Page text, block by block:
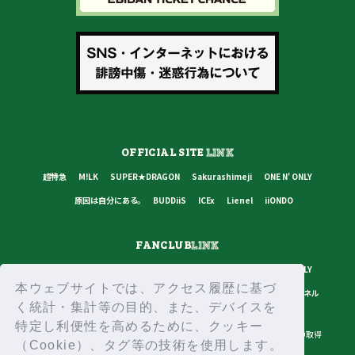
本ウェブサイトでは、アクセス履歴に基づ
く統計・集計等の目的、また、デバイスを
特定し利便性を高めるために、クッキー
（Cookie）、タグ等の技術を使用します。
OFFICIAL SITELINK
超特急 M!LK SUPER★DRAGON Sakurashimeji
ONE N' ONLY
原因は自分にある。
BUDDiiS ICEx Lienel iiONDO
FANCLUBLINK
ONE N' ONLY
原因は自分にある。
BUDDiiS ICEx Lienel スターダストチャンネル
プライバシーポリシー ご利用規約 推奨環境 ヘルプ・お問い合わせ
ID取得